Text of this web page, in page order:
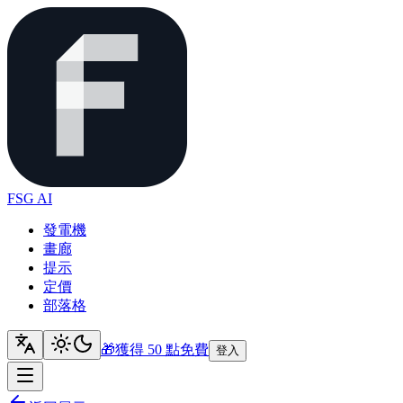
FSG AI
發電機
畫廊
提示
定價
部落格
🎁獲得 50 點免費 登入